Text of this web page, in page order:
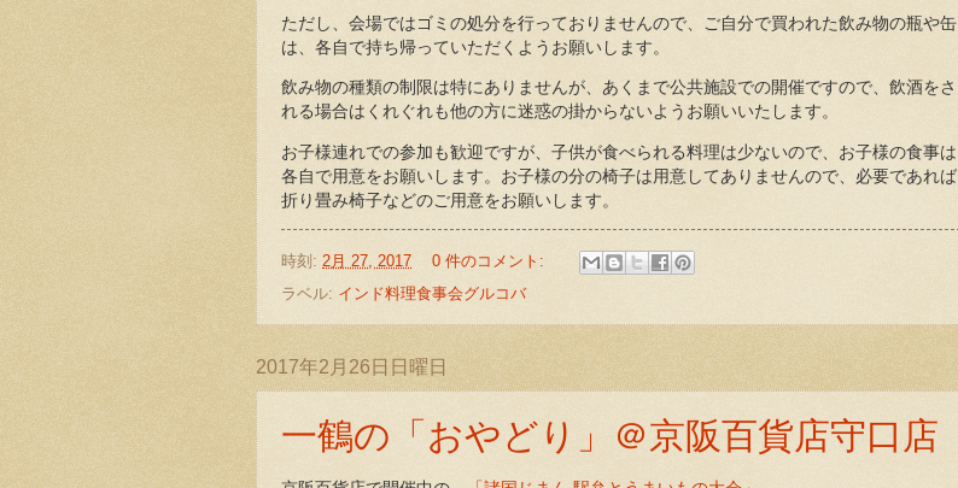
ただし、会場ではゴミの処分を行っておりませんので、ご自分で買われた飲み物の瓶や缶
は、各自で持ち帰っていただくようお願いします。
飲み物の種類の制限は特にありませんが、あくまで公共施設での開催ですので、飲酒をさ
れる場合はくれぐれも他の方に迷惑の掛からないようお願いいたします。
お子様連れでの参加も歓迎ですが、子供が食べられる料理は少ないので、お子様の食事は
各自で用意をお願いします。お子様の分の椅子は用意してありませんので、必要であれば
折り畳み椅子などのご用意をお願いします。
時刻: 2月 27, 2017
0 件のコメント:
ラベル: インド料理食事会グルコバ
2017年2月26日日曜日
一鶴の「おやどり」＠京阪百貨店守口店